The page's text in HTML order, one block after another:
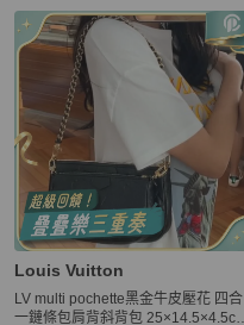
Louis Vuitton
LV multi pochette黑金牛皮壓花 四合
一鏈條包肩背斜背包 25×14.5×4.5cm